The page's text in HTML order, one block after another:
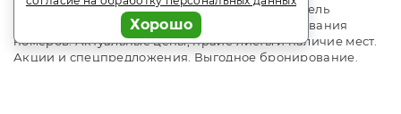
сайтом сервиса бронирования Broni.travel. Отель
«Морской» Семидворье. Сайт онлайн бронирования
номеров. Актуальные цены, прайс-листы и наличие мест.
Акции и спецпредложения. Выгодное бронирование.
Хорошо